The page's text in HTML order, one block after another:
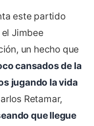
este partido
Jimbee
un hecho que
cansados de la
jugando la vida
Retamar,
que llegue